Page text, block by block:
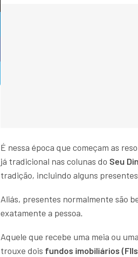
É nessa época que começam as
já tradicional nas colunas do Seu
tradição, incluindo alguns
Aliás, presentes normalmente são
exatamente a pessoa.
Aquele que recebe uma meia ou
trouxe dois fundos imobiliários